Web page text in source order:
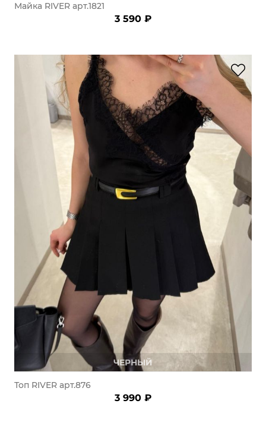
Майка RIVER арт.1821
3 590 ₽
ЧЕРНЫЙ
Топ RIVER арт.876
3 990 ₽